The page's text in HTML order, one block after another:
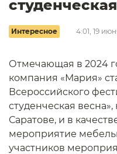
Интересное 4:01, 19
Отмечающая в 2024
компания «Мария»
Всероссийского
студенческая
Саратове, и в
мероприятие
участников